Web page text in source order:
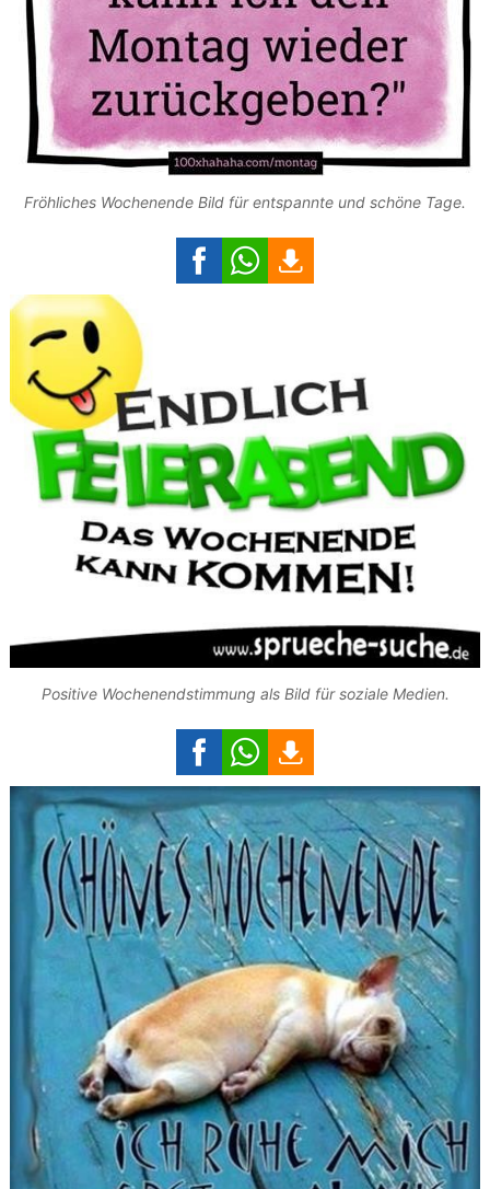
Fröhliches Wochenende Bild für entspannte und schöne Tage.
Positive Wochenendstimmung als Bild für soziale Medien.